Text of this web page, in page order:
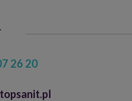
26 20